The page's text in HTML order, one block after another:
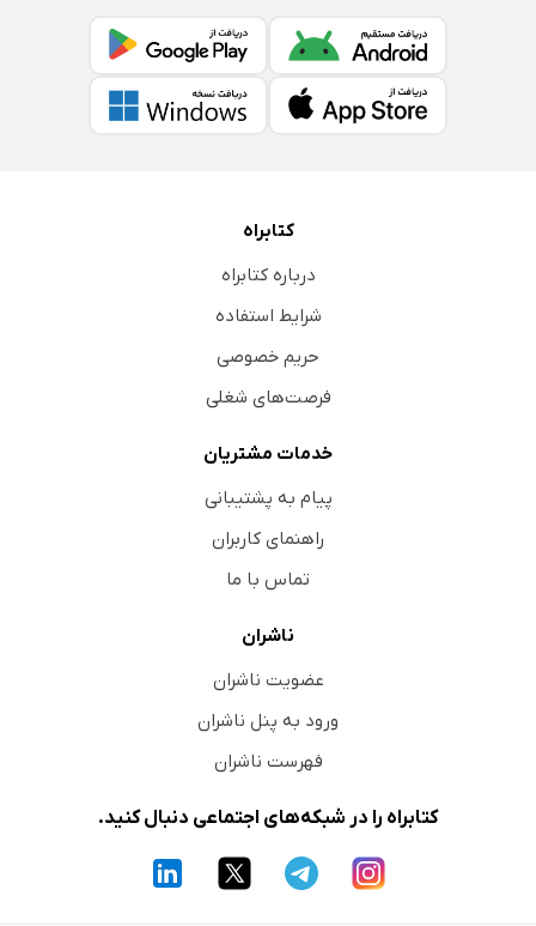
کتابراه
درباره کتابراه
شرایط استفاده
حریم خصوصی
فرصت‌های شغلی
خدمات مشتریان
پیام به پشتیبانی
راهنمای کاربران
تماس با ما
ناشران
عضویت ناشران
ورود به پنل ناشران
فهرست ناشران
کتابراه را در شبکه‌های اجتماعی دنبال کنید.